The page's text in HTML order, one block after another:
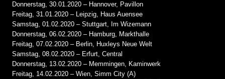
Donnerstag, 30.01.2020 – Hannover, Pavillon
Freitag, 31.01.2020 – Leipzig, Haus Auensee
Samstag, 01.02.2020 – Stuttgart, Im Wizemann
Donnerstag, 06.02.2020 – Hamburg, Markthalle
Freitag, 07.02.2020 – Berlin, Huxleys Neue Welt
Samstag, 08.02.2020 – Erfurt, Central
Donnerstag, 13.02.2020 – Memmingen, Kaminwerk
Freitag, 14.02.2020 – Wien, Simm City (A)